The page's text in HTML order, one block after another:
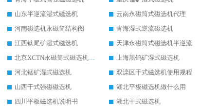
山东半逆流湿式磁选机
云南永磁筒式磁选机代理
河南磁选机永磁筒结构图
青海湿式逆流磁选机
江西钛尾矿湿式磁选机
天津永磁筒式磁选机半逆流
北京XCTN永磁筒式磁选机磁块位置
上海黑钨矿湿式磁选机
河北锰矿湿式磁选机
双滦区干式磁选机使用规程
山西干式强磁磁选机
湖北平板磁选机做什么用
四川平板磁选机说明书
湖北干式磁选机